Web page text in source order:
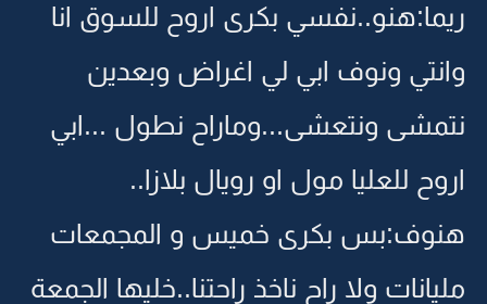
ريما:هنو..نفسي بكرى اروح للسوق انا
وانتي ونوف ابي لي اغراض وبعدين
نتمشى ونتعشى...وماراح نطول ...ابي
اروح للعليا مول او رويال بلازا..
هنوف:بس بكرى خميس و المجمعات
مليانات ولا راح ناخذ راحتنا..خليها الجمعة